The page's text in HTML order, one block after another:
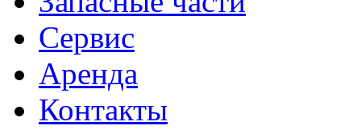
Сервис
Аренда
Контакты